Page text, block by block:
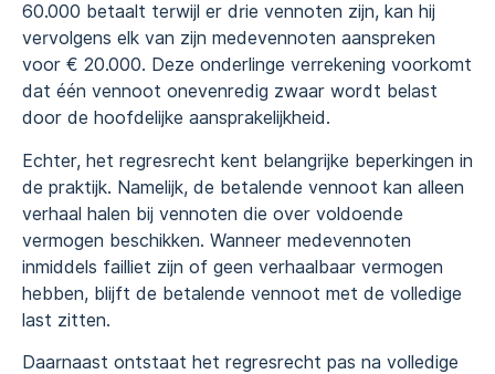
60.000 betaalt terwijl er drie vennoten zijn, kan hij
vervolgens elk van zijn medevennoten aanspreken
voor € 20.000. Deze onderlinge verrekening voorkomt
dat één vennoot onevenredig zwaar wordt belast
door de hoofdelijke aansprakelijkheid.
Echter, het regresrecht kent belangrijke beperkingen in
de praktijk. Namelijk, de betalende vennoot kan alleen
verhaal halen bij vennoten die over voldoende
vermogen beschikken. Wanneer medevennoten
inmiddels failliet zijn of geen verhaalbaar vermogen
hebben, blijft de betalende vennoot met de volledige
last zitten.
Daarnaast ontstaat het regresrecht pas na volledige